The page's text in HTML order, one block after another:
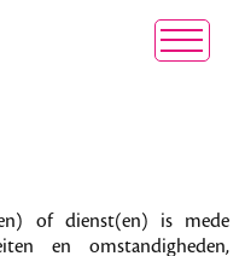
of dienst(en) is mede
en omstandigheden,